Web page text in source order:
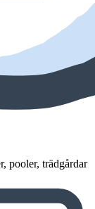
pooler, trädgårdar